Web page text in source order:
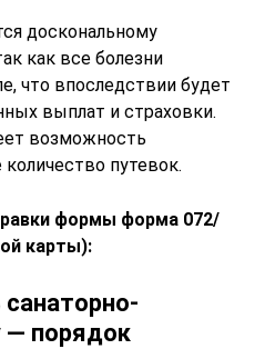
доскональному
как все болезни
что впоследствии будет
выплат и страховки.
возможность
путевок.
формы форма 072/
карты):
санаторно-
— порядок